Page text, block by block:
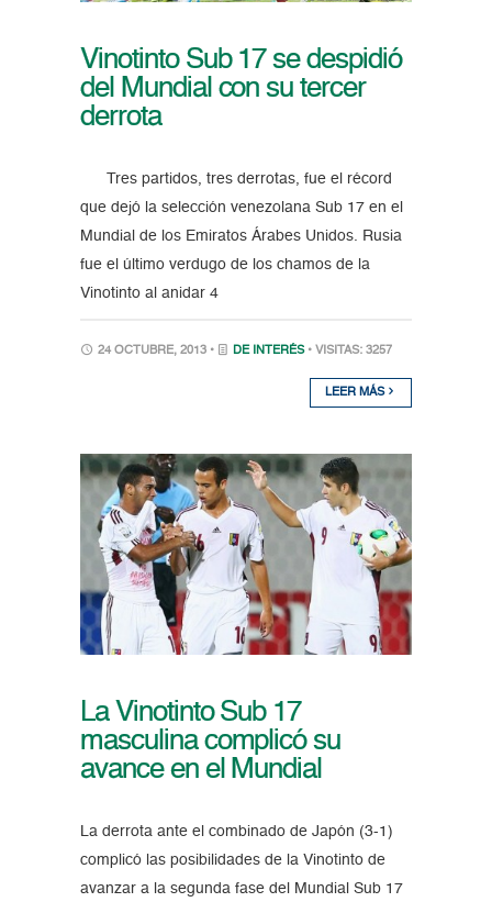
Vinotinto Sub 17 se despidió
del Mundial con su tercer
derrota
Tres partidos, tres derrotas, fue el récord
que dejó la selección venezolana Sub 17 en el
Mundial de los Emiratos Árabes Unidos. Rusia
fue el último verdugo de los chamos de la
Vinotinto al anidar 4
24 OCTUBRE, 2013 • DE INTERÉS • VISITAS: 3257
LEER MÁS
La Vinotinto Sub 17
masculina complicó su
avance en el Mundial
La derrota ante el combinado de Japón (3-1)
complicó las posibilidades de la Vinotinto de
avanzar a la segunda fase del Mundial Sub 17